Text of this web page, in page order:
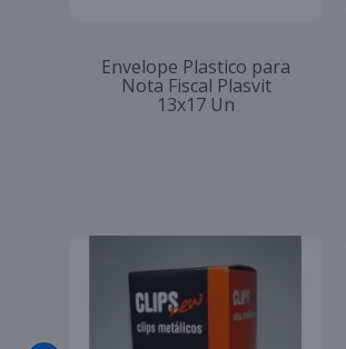
Envelope Plastico para
Nota Fiscal Plasvit
13x17 Un